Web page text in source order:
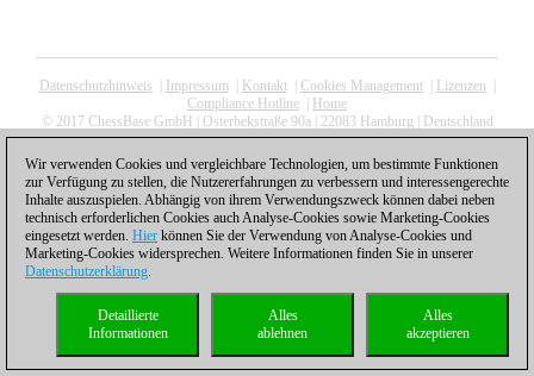
Datenschutzhinweis Impressum| Kontakt| Cookies Management| Lizenzen
Compliance Hotline
Home
© 2017 ChessBase GmbH | Osterbekstraße 90a | 22083 Hamburg | Deutschland
coldest news
Wir verwenden Cookies und vergleichbare Technologien, um bestimmte Funktionen
zur Verfügung zu stellen, die Nutzererfahrungen zu verbessern und interessengerechte
Inhalte auszuspielen. Abhängig von ihrem Verwendungszweck können dabei neben
technisch erforderlichen Cookies auch Analyse-Cookies sowie Marketing-Cookies
eingesetzt werden. Hier können Sie der Verwendung von Analyse-Cookies und
Marketing-Cookies widersprechen. Weitere Informationen finden Sie in unserer
Datenschutzerklärung.
Alles
akzeptieren
Alles
ablehnen
Detaillierte
Informationen